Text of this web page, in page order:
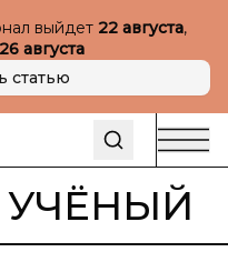
выйдет 22 августа,
26 августа
статью